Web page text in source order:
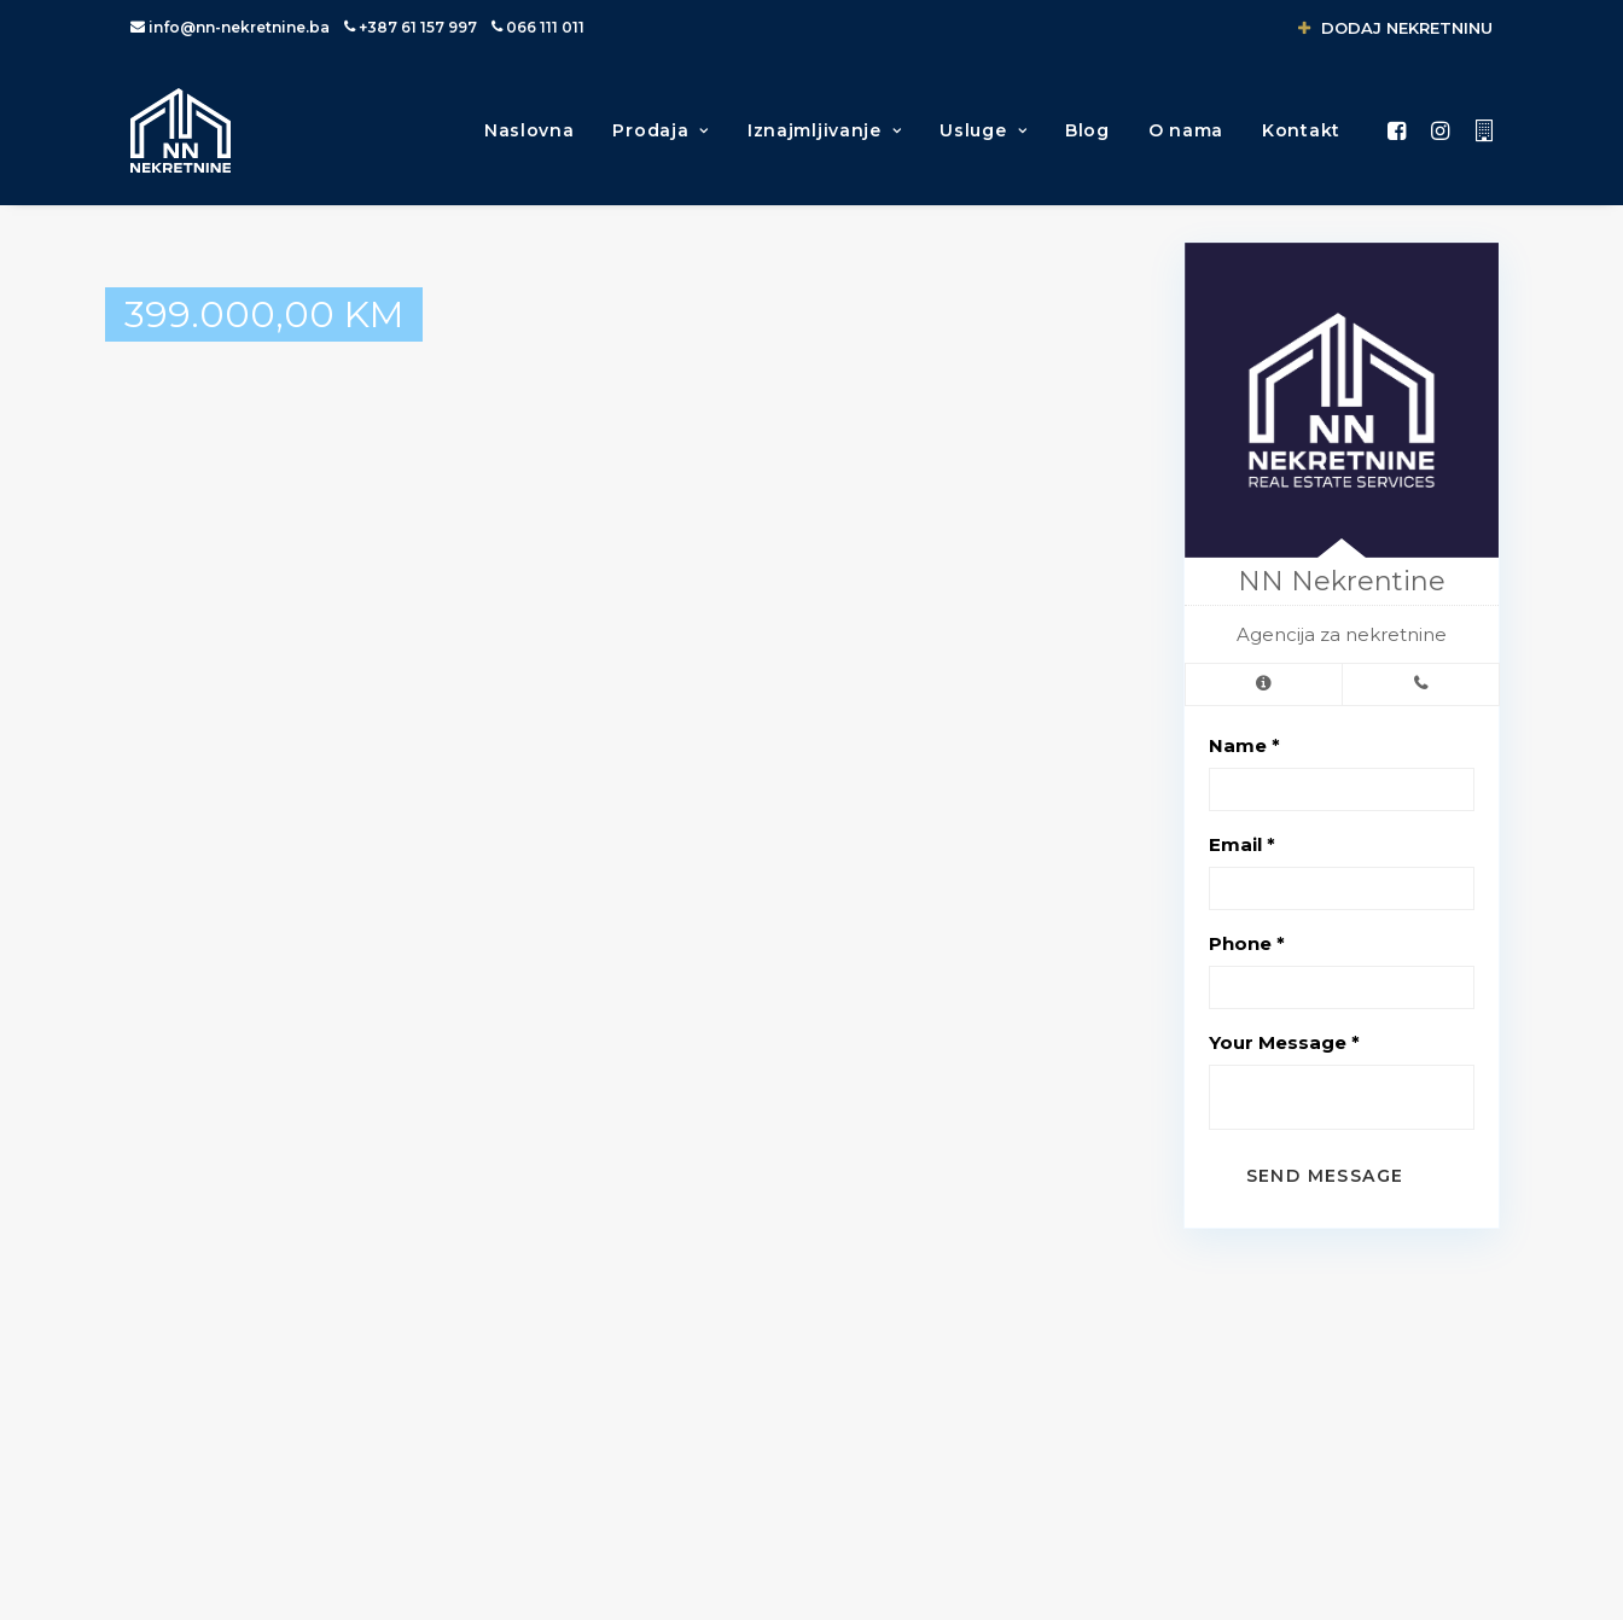
info@nn-nekretnine.ba +387 61 157 997 066 111 011 DODAJ NEKRETNINU
Naslovna Prodaja Iznajmljivanje Usluge Blog O nama Kontakt
399.000,00 KM
NN Nekrentine
Agencija za nekretnine
Name *
Email *
Phone *
Your Message *
SEND MESSAGE